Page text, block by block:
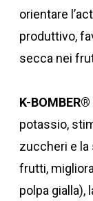
orientare
produttivo,
secca nei
K-BOMBER®
potassio,
zuccheri e
frutti,
polpa gialla),